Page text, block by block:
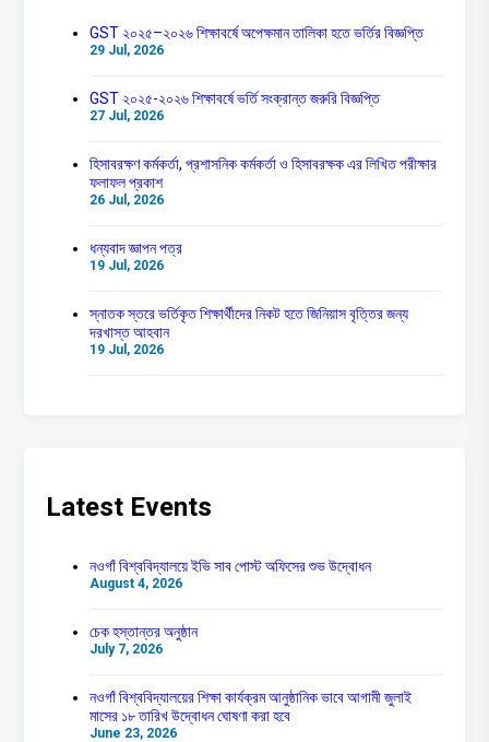
GST ২০২৫–২০২৬ শিক্ষাবর্ষে অপেক্ষমান তালিকা হতে ভর্তির বিজ্ঞপ্তি
29 Jul, 2026
GST ২০২৫-২০২৬ শিক্ষাবর্ষে ভর্তি সংক্রান্ত জরুরি বিজ্ঞপ্তি
27 Jul, 2026
হিসাবরক্ষণ কর্মকর্তা, প্রশাসনিক কর্মকর্তা ও হিসাবরক্ষক এর লিখিত পরীক্ষার
ফলাফল প্রকাশ
26 Jul, 2026
ধন্যবাদ জ্ঞাপন পত্র
19 Jul, 2026
স্নাতক স্তরে ভর্তিকৃত শিক্ষার্থীদের নিকট হতে জিনিয়াস বৃত্তির জন্য
দরখাস্ত আহবান
19 Jul, 2026
Latest Events
নওগাঁ বিশ্ববিদ্যালয়ে ইভি সাব পোস্ট অফিসের শুভ উদ্বোধন
August 4, 2026
চেক হস্তান্তর অনুষ্ঠান
July 7, 2026
নওগাঁ বিশ্ববিদ্যালয়ের শিক্ষা কার্যক্রম আনুষ্ঠানিক ভাবে আগামী জুলাই
মাসের ১৮ তারিখ উদ্বোধন ঘোষণা করা হবে
June 23, 2026